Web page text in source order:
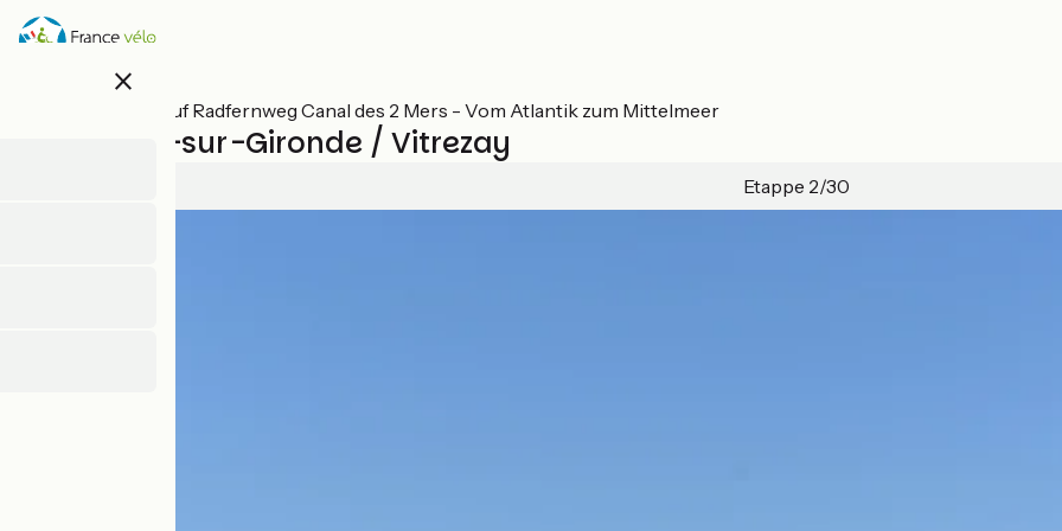
Direkt
zum
close
Alle Etappen auf Radfernweg Canal des 2 Mers - Vom Atlantik zum Mittelmeer
Mortagne-sur-Gironde / Vitrezay
Etappe 2/30